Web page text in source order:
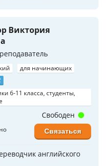
Виктория
для начинающих
6-11 класса, студенты,
английского
Свободен
Связаться